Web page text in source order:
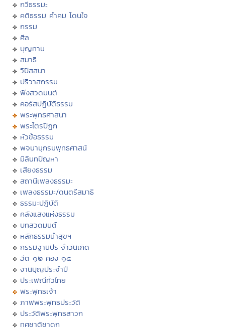
กวีธรรมะ
คติธรรม คำคม โดนใจ
กรรม
ศีล
บุญทาน
สมาธิ
วิปัสสนา
ปริวาสกรรม
ฟังสวดมนต์
คอร์สปฏิบัติธรรม
พระพุทธศาสนา
พระไตรปิฏก
หัวข้อธรรม
พจนานุกรมพุทธศาสน์
มิลินทปัญหา
เสียงธรรม
สถานีเพลงธรรมะ
เพลงธรรมะ/ดนตรีสมาธิ
ธรรมะปฏิบัติ
คลังแสงแห่งธรรม
บทสวดมนต์
หลักธรรมนำสุขฯ
กรรมฐานประจำวันเกิด
ฮีต ๑๒ คอง ๑๔
งานบุญประจำปี
ประเพณีทั่วไทย
พระพุทธเจ้า
ภาพพระพุทธประวัติ
ประวัติพระพุทธสาวก
ทศชาติชาดก